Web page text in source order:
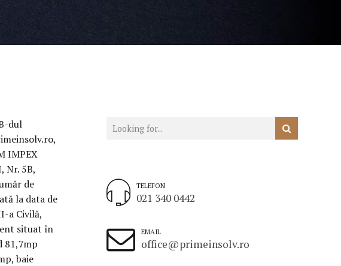
dul
IMPEX
Nr. 5B,
de
la data de
a Civilă,
situat în
81,7mp
baie
TELEFON
021 340 0442
EMAIL
office@primeinsolv.ro